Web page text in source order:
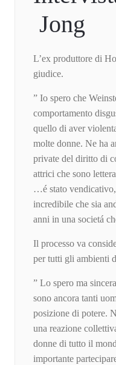
Jong
L’ex produttore di
giudice.
” Io spero che
comportamento
quello di aver
molte donne. Ne ha
private del diritto di
attrici che sono
…é stato
incredibile che sia
anni in una societá
Il processo va
per tutti gli ambienti
” Lo spero ma
sono ancora tanti
posizione di potere.
una reazione
donne di tutto il
importante